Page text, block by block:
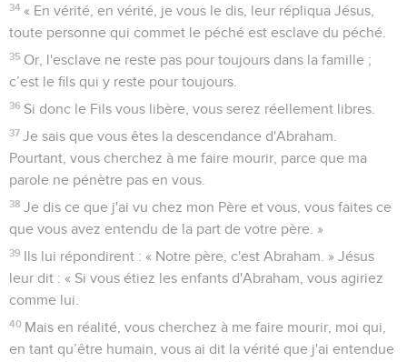
34 « En vérité, en vérité, je vous le dis, leur répliqua Jésus,
toute personne qui commet le péché est esclave du péché.
35 Or, l'esclave ne reste pas pour toujours dans la famille ;
c’est le fils qui y reste pour toujours.
36 Si donc le Fils vous libère, vous serez réellement libres.
37 Je sais que vous êtes la descendance d'Abraham.
Pourtant, vous cherchez à me faire mourir, parce que ma
parole ne pénètre pas en vous.
38 Je dis ce que j'ai vu chez mon Père et vous, vous faites ce
que vous avez entendu de la part de votre père. »
39 Ils lui répondirent : « Notre père, c'est Abraham. » Jésus
leur dit : « Si vous étiez les enfants d'Abraham, vous agiriez
comme lui.
40 Mais en réalité, vous cherchez à me faire mourir, moi qui,
en tant qu’être humain, vous ai dit la vérité que j'ai entendue